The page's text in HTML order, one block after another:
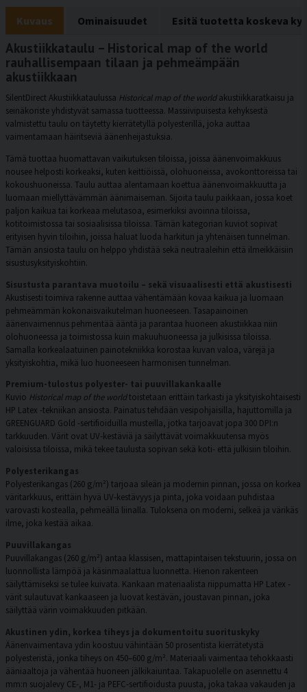
Kuvaus Ominaisuudet Esitä tuotetta koskeva
Akustiikkataulu – Historical map of the world
rauhallisempaan tilaan ja pehmeämpään
akustiikkaan
SilentDirect Akustiikkataulussa Historical map of the worldakustiikkaratkaisu ja
seinäkoriste yhdistyvät samassa tuotteessa. Massiivipuisesta kehyksestä
valmistettu taulu on täytetty kierrätetyllä polyesterillä, joka auttaa
vaimentamaan häiritseviä äänenheijastuksia.
Tämä tuottaa huomattavan vaikutuksen tiloissa, joissa äänenvoimakkuus
nousee helposti korkeaksi, kuten keittiöissä, olohuoneissa, avokonttoreissa tai
kokoushuoneissa. Taulu auttaa alentamaan koettua äänenvoimakkuutta ja
luomaan miellyttävämmän äänimaiseman. Sijoita taulu paikkaan, jossa koet
paljon kaikua tai korkeaa melutasoa, esimerkiksi avoinna tiloissa,
kotitoimistossa tai sosiaalisissa tiloissa. Tämän kategorian kuviot sopivat
erityisen hyvin tiloihin, joissa haluat luoda harkitun ja yhtenäisen tunnelman.
Tämän ansiosta taulu on helppo yhdistää sekä neutraaleihin että ilmeikkäisiin
sisustusyksityiskohtiin.
Sisustusta parantava muotoilu – sekä visuaalisesti että akustisesti
Akustisesti toimiva rakenne auttaa vähentämään kovaa kaikua ja luomaan
pehmeämmän kokonaisvaikutelman huoneeseen. Tasapainoinen
äänenvaimennus pehmentää ääntä ja parantaa huoneen akustiikkaa niin
olohuoneessa ja toimistossa kuin makuuhuoneessa ja julkisissa tiloissa.
Samalla korkealaatuinen painotekniikka korostaa kuvan valoa, värejä ja
yksityiskohtia, mikä luo huoneeseen harmonisen tunnelman.
Premium-tulostus polyester- tai puuvillakankaalle
Kuvio Historical map of the worldtoistetaan erittäin tarkasti ja yksityiskohtaisesti
HP Latex -tekniikan ansiosta. Painatus tehdään vesipohjaisilla, hajuttomilla ja
GREENGUARD Gold -sertifioiduilla musteilla, jotka tarjoavat jopa 300 DPI:n
tarkkuuden. Värit ovat UV-kestäviä ja säilyttävät voimakkuutensa myös
valoisissa tiloissa, mikä tekee taulusta sopivan sekä koti- että julkisiin tiloihin.
Polyesterikangas
Polyesterikangas (260 g/m²) tarjoaa sileän ja modernin pinnan, jossa on korkea
väritarkkuus, erittäin hyvä UV-kestävyys ja pinta, joka voidaan puhdistaa
varovasti kostealla, pehmeällä liinalla. Tuloksena on moderni, selkeä ja värikäs
ilme, joka kestää aikaa.
Puuvillakangas
Puuvillakangas (260 g/m²) antaa klassisen, mattapintaisen tekstuurin, jossa on
luonnollista lämpöä ja käsinmaalattua luonnetta. Hienon rakenteen
säilyttämiseksi se tulee kuivata. Kankaan materiaalista riippumatta HP Latex -
värit sulautuvat kankaaseen ja luovat kestävän, joustavan pinnan, joka
säilyttää värin voimakkuuden pitkään.
Akustinen ydin, korkea tiheys ja dokumentoitu suorituskyky
Äänenvaimentava ydin koostuu vähintään 50 prosentista kierrätetystä
polyesteristä, jonka tiheys on 450–600 g/m². Materiaali vaimentaa tehokkaasti
ääniaaltoja ja vähentää huoneen jälkikaiuntaa. Takapuolelle on asennettu 4
mm:n suojalevy CE-, M1- ja PEFC-sertifioidusta puusta, joka takaa vakauden ja